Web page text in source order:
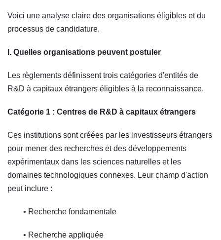
Voici une analyse claire des organisations éligibles et du
processus de candidature.
I. Quelles organisations peuvent postuler
Les règlements définissent trois catégories d'entités de
R&D à capitaux étrangers éligibles à la reconnaissance.
Catégorie 1 : Centres de R&D à capitaux étrangers
Ces institutions sont créées par les investisseurs étrangers
pour mener des recherches et des développements
expérimentaux dans les sciences naturelles et les
domaines technologiques connexes. Leur champ d'action
peut inclure :
• Recherche fondamentale
• Recherche appliquée